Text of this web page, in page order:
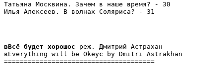
Татьяна Москвина. Зачем в наше время? - 30
Илья Алексеев. В волнах Соляриса? - 31
вВсё будет хорошос реж. Дмитрий Астрахан
вEverything will be Okeyс by Dmitri Astrakhan
======================================